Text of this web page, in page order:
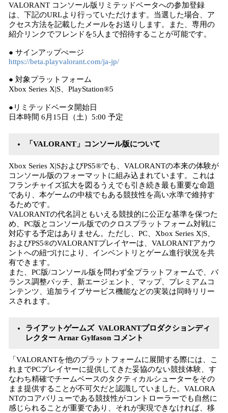
VALORANT コンソール版リミテッドベータへの参加登録
は、下記のURLより行っていただけます。当選した場合、ア
クセス方法を記載したメールをお送りします。また、専用の
紹介リンクでフレンドを5人まで招待することが可能です。
● サインアップぺージ
https://beta.playvalorant.com/ja-jp/
● 対象プラットフォーム
Xbox Series X|S、PlayStation®5
●リミテッドベータ開始日
日本時間 6月15日（土）5:00 予定
「VALORANT」コンソール版について
Xbox Series X|SおよびPS5®でも、VALORANTの本来の体験が
コンソール版のフォーマットに組み込まれています。これは
フランチャイズ拡大を図るうえでも引き続き最も重要な命題
であり、本ゲームの中核でもある競技性を高い水準で維持す
るためです。
VALORANTの代名詞ともいえる競技的に公正な基準を保つた
め、PC版とコンソール版でのクロスプラットフォーム対戦に
対応する予定はありません。ただし、PC、Xbox Series X|S、
およびPS5®のVALORANTプレイヤーは、VALORANTアカウ
ントへの紐づけにより、インベントリとゲーム進行状況を共
有できます。
また、PC版/コンソール版を問わず全プラットフォームで、バ
ランス調整パッチ、新エージェント、マップ、プレミアムコ
ンテンツ、追加ライブサービス機能などの実装は同時リリー
スされます。
ライアットゲームズ VALORANTプロダクションディ
レクター Arnar Gylfason コメント
「VALORANTを他のプラットフォームに展開する際には、こ
れまでPCプレイヤーに提供してきた妥協のない競技体験、す
なわち精確でチームベースのタクティカルシューターをその
まま提供することが不可欠だと認識していました。VALORA
NTのコアバリューである競技性がコントローラーでも自然に
感じられることが重要であり、それが実現できなければ、移